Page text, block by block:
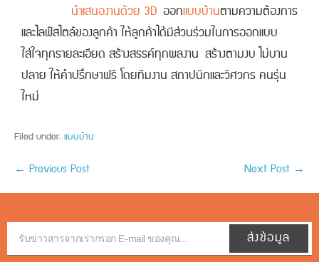
นำเสนองานด้วย 3D ออกแบบบ้านตามความต้องการ
และไลฟ์สไตล์ของลูกค้า ให้ลูกค้าได้มีส่วนร่วมในการออกแบบ
ใส่ใจทุกรายละเอียด สร้างสรรค์ทุกผลงาน สร้างตามงบ ไม่บาน
ปลาย ให้คำปรึกษาฟรี โดยทีมงาน สถาปนิกและวิศวกร คนรุ่น
ใหม่
Filed under: แบบบ้าน
← Previous Post Next Post →
ส่งข้อมูล